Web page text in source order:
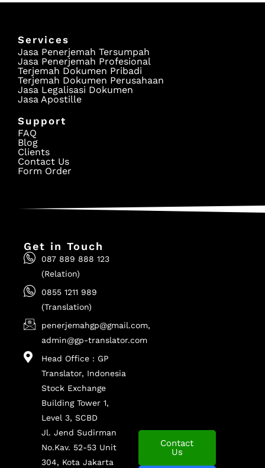
Services
Jasa Penerjemah Tersumpah
Jasa Penerjemah Profesional
Terjemah Dokumen Pribadi
Terjemah Dokumen Perusahaan
Jasa Legalisasi Dokumen
Jasa Apostille
Support
FAQ
Blog
Clients
Contact Us
Form Order
Get in Touch
087 889 888 123
(Relation)
0855 1211 989
(Translation)
penerjemahgp@gmail.com,
admin@gp-translator.com
Head Office : GP
Translator, Indonesia
Stock Exchange
Building Tower 1,
Level 3, SCBD
Jl. Jend Sudirman
No.Kav. 52-53 Unit
304, Kota Jakarta
Contact
Us